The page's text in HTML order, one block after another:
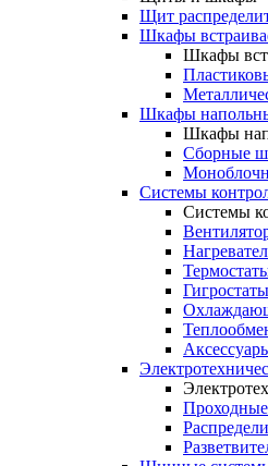
Щит
Шкафы
Шкафы
Шкафы
Шкафы
Сборные
Системы
Системы
Гигростаты